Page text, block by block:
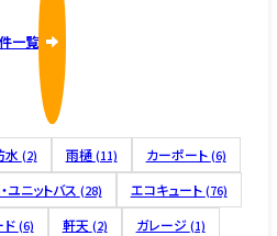
一覧
水 (2) 雨樋 (11) カーポート (6)
ユニットバス (28) エコキュート (76)
ド(6) 軒天 (2) ガレージ (1)